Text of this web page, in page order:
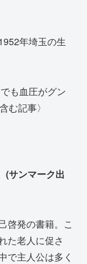
年埼玉の生
も血圧がグン
む記事〉
(サンマーク出
啓発の書籍。こ
た老人に促さ
で主人公は多く